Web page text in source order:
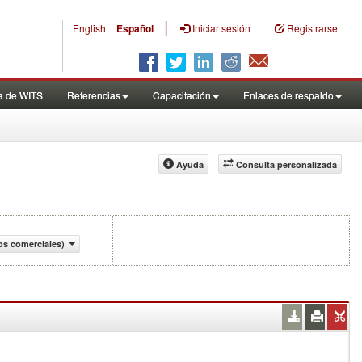
English Español | Iniciar sesión Registrarse
de WITS Referencias Capacitación Enlaces de respaldo
Consulta personalizada
Ayuda
comerciales)